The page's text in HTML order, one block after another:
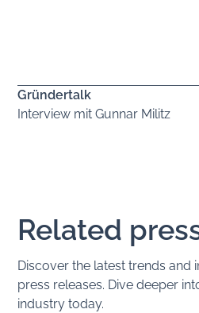
Gründertalk
Interview mit Gunnar Militz
Related
Discover the latest trends and
press releases. Dive deeper
industry today.